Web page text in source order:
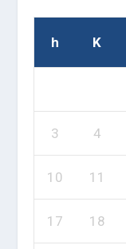
h K
3 4
10 11
17 18